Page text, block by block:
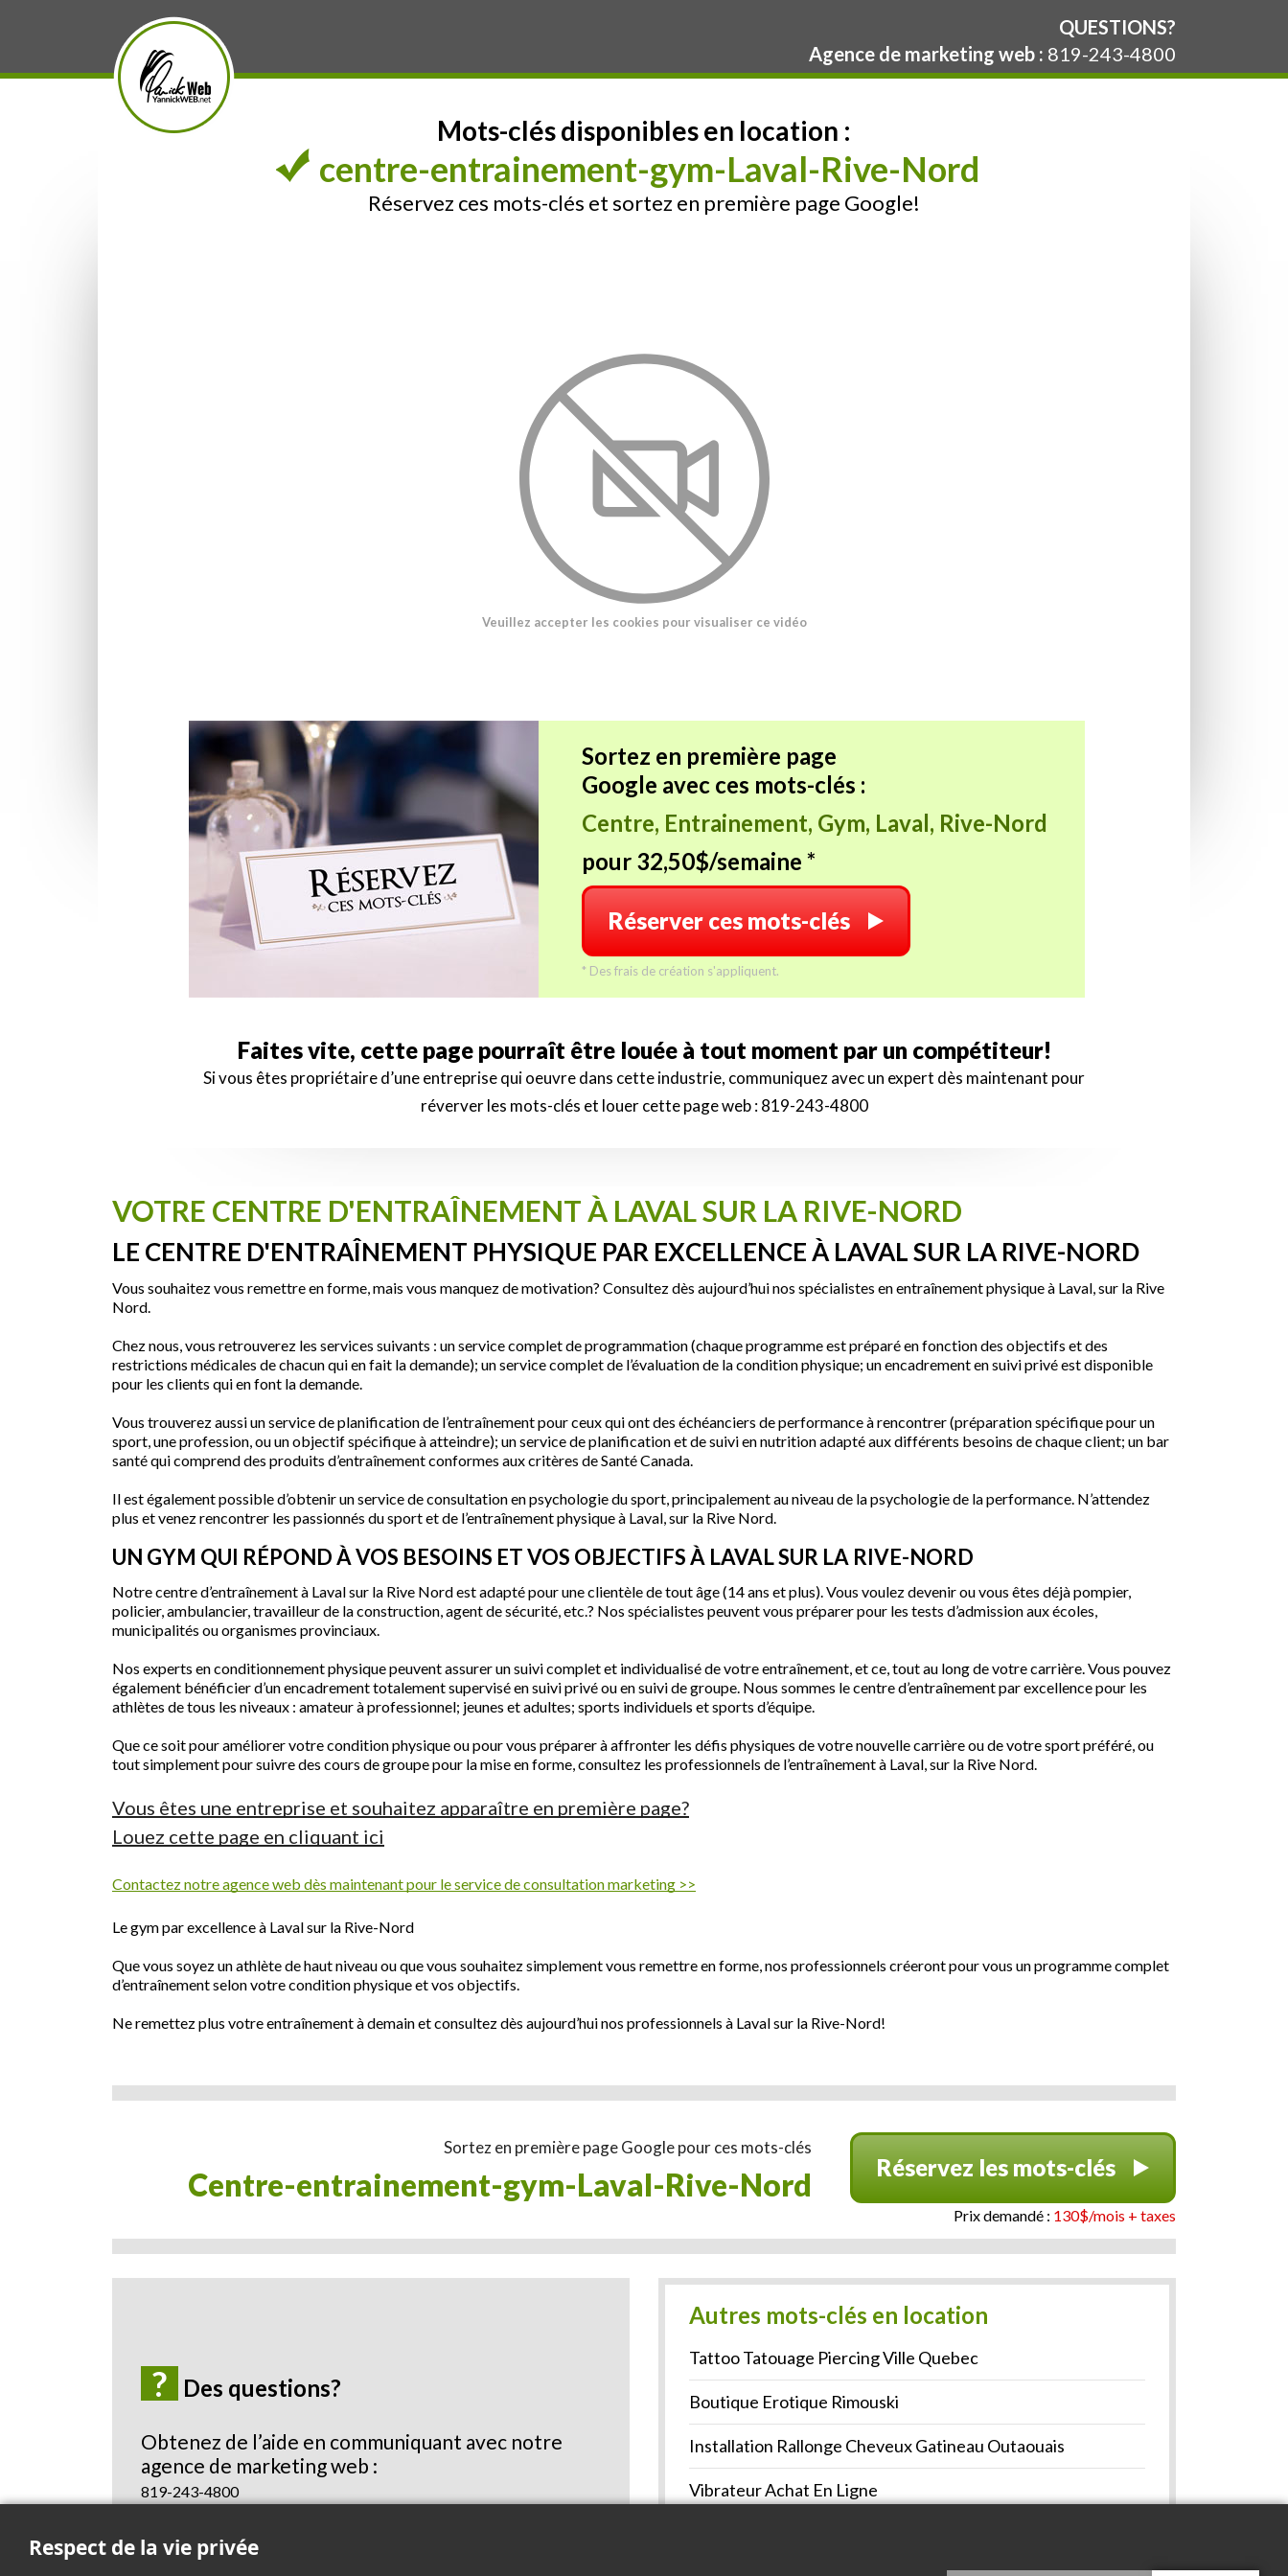
QUESTIONS?
Agence de marketing web : 819-243-4800
Mots-clés disponibles en location :
centre-entrainement-gym-Laval-Rive-Nord
Réservez ces mots-clés et sortez en première page Google!
Veuillez accepter les cookies pour visualiser ce vidéo
Sortez en première page
Google avec ces mots-clés :
Centre, Entrainement, Gym, Laval, Rive-Nord
pour 32,50$/semaine *
Réserver ces mots-clés
* Des frais de création s'appliquent.
Faites vite, cette page pourraît être louée à tout moment par un compétiteur!
Si vous êtes propriétaire d’une entreprise qui oeuvre dans cette industrie, communiquez avec un expert dès maintenant pour
réverver les mots-clés et louer cette page web :819-243-4800
VOTRE CENTRE D'ENTRAÎNEMENT À LAVAL SUR LA RIVE-NORD
LE CENTRE D'ENTRAÎNEMENT PHYSIQUE PAR EXCELLENCE À LAVAL SUR LA RIVE-NORD
Vous souhaitez vous remettre en forme, mais vous manquez de motivation? Consultez dès aujourd’hui nos spécialistes en entraînement physique à Laval, sur la Rive
Nord.
Chez nous, vous retrouverez les services suivants : un service complet de programmation (chaque programme est préparé en fonction des objectifs et des
restrictions médicales de chacun qui en fait la demande); un service complet de l’évaluation de la condition physique; un encadrement en suivi privé est disponible
pour les clients qui en font la demande.
Vous trouverez aussi un service de planification de l’entraînement pour ceux qui ont des échéanciers de performance à rencontrer (préparation spécifique pour un
sport, une profession, ou un objectif spécifique à atteindre); un service de planification et de suivi en nutrition adapté aux différents besoins de chaque client; un bar
santé qui comprend des produits d’entraînement conformes aux critères de Santé Canada.
Il est également possible d’obtenir un service de consultation en psychologie du sport, principalement au niveau de la psychologie de la performance. N’attendez
plus et venez rencontrer les passionnés du sport et de l’entraînement physique à Laval, sur la Rive Nord.
UN GYM QUI RÉPOND À VOS BESOINS ET VOS OBJECTIFS À LAVAL SUR LA RIVE-NORD
Notre centre d’entraînement à Laval sur la Rive Nord est adapté pour une clientèle de tout âge (14 ans et plus). Vous voulez devenir ou vous êtes déjà pompier,
policier, ambulancier, travailleur de la construction, agent de sécurité, etc.? Nos spécialistes peuvent vous préparer pour les tests d’admission aux écoles,
municipalités ou organismes provinciaux.
Nos experts en conditionnement physique peuvent assurer un suivi complet et individualisé de votre entraînement, et ce, tout au long de votre carrière. Vous pouvez
également bénéficier d’un encadrement totalement supervisé en suivi privé ou en suivi de groupe. Nous sommes le centre d’entraînement par excellence pour les
athlètes de tous les niveaux : amateur à professionnel; jeunes et adultes; sports individuels et sports d’équipe.
Que ce soit pour améliorer votre condition physique ou pour vous préparer à affronter les défis physiques de votre nouvelle carrière ou de votre sport préféré, ou
tout simplement pour suivre des cours de groupe pour la mise en forme, consultez les professionnels de l’entraînement à Laval, sur la Rive Nord.
Vous êtes une entreprise et souhaitez apparaître en première page?
Louez cette page en cliquant ici
Contactez notre agence web dès maintenant pour le service de consultation marketing >>
Le gym par excellence à Laval sur la Rive-Nord
Que vous soyez un athlète de haut niveau ou que vous souhaitez simplement vous remettre en forme, nos professionnels créeront pour vous un programme complet
d’entraînement selon votre condition physique et vos objectifs.
Ne remettez plus votre entraînement à demain et consultez dès aujourd’hui nos professionnels à Laval sur la Rive-Nord!
Sortez en première page Google pour ces mots-clés
centre-entrainement-gym-Laval-Rive-Nord Réservez les mots-clés
Prix demandé : 130$/mois + taxes
? Des questions?
Obtenez de l’aide en communiquant avec notre
agence de marketing web :
819-243-4800
Autres mots-clés en location
Tattoo Tatouage Piercing Ville Quebec
Boutique Erotique Rimouski
Installation Rallonge Cheveux Gatineau Outaouais
Vibrateur Achat En Ligne
Respect de la vie privée